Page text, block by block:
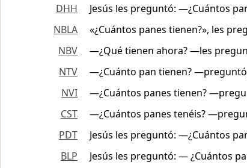
DHH
Jesús les preguntó: —¿Cuántos
NBLA
«¿Cuántos panes tienen?», les
NBV
―¿Qué tienen ahora? —les
NTV
—¿Cuánto pan tienen?
NVI
—¿Cuántos panes tienen?
CST
―¿Cuántos panes tenéis?
PDT
Jesús les preguntó: —¿Cuántos
BLP
Jesús les preguntó: — ¿Cuántos